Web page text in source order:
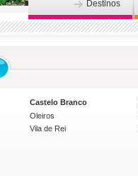
Destinos
Castelo Branco
Oleiros
Vila de Rei